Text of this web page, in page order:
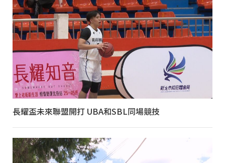
長耀盃未來聯盟開打 UBA和SBL同場競技